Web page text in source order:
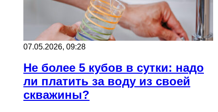
07.05.2026, 09:28
Не более 5 кубов в сутки: надо
ли платить за воду из своей
скважины?